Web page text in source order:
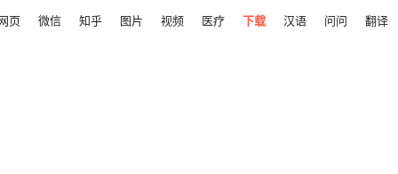
页 微信 知乎 图片 视频 医疗 下载 汉语 问问 翻译